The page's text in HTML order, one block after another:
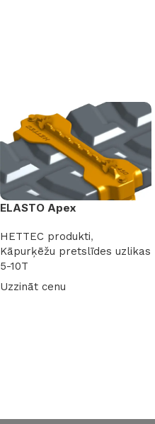
ELASTO Apex
HETTEC produkti,
Kāpurķēžu pretslīdes uzlikas
5-10T
Uzzināt cenu